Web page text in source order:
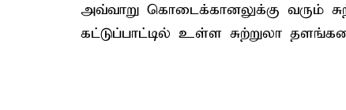
அவ்வாறு கொடைக்கானலுக்கு வரும்
கட்டுப்பாட்டில் உள்ள சுற்றுலா